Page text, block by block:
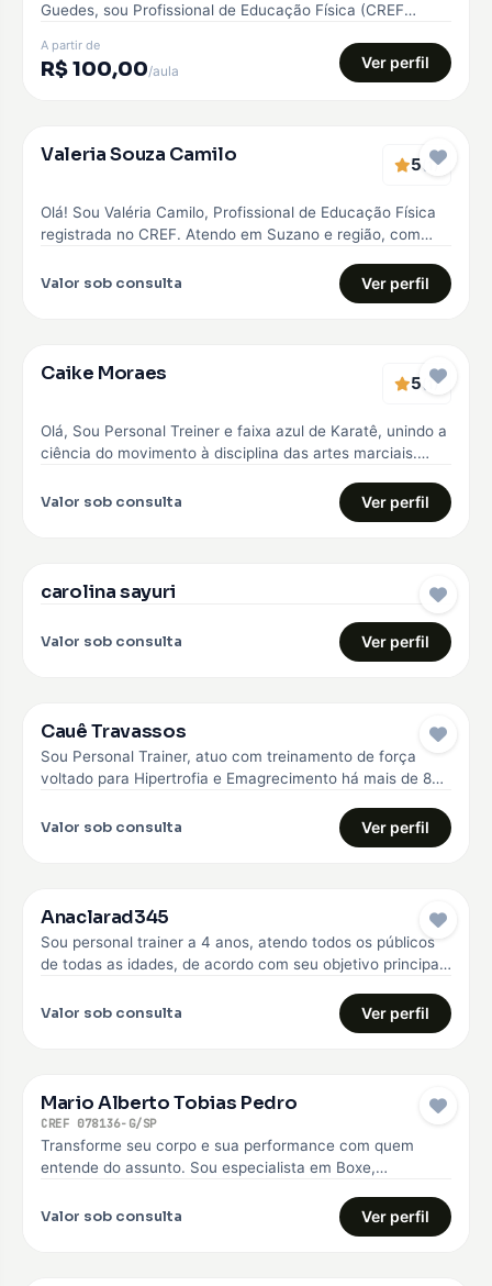
Guedes, sou Profissional de Educação Física (CREF
A partir de
R$ 100,00/aula Ver perfil
EMBAIXADOR
Valeria Souza Camilo 5(1)
Olá! Sou Valéria Camilo, Profissional de Educação Física
registrada no CREF. Atendo em Suzano e região, com
Valor sob consulta Ver perfil
EMBAIXADOR
Caike Moraes 5(1)
Olá, Sou Personal Treiner e faixa azul de Karatê, unindo a
ciência do movimento à disciplina das artes marciais.
Valor sob consulta Ver perfil
EMBAIXADOR
carolina sayuri
Valor sob consulta Ver perfil
EMBAIXADOR
Cauê Travassos
Sou Personal Trainer, atuo com treinamento de força
voltado para Hipertrofia e Emagrecimento há mais de 8
Valor sob consulta Ver perfil
Anaclarad345
Sou personal trainer a 4 anos, atendo todos os públicos
de todas as idades, de acordo com seu objetivo principal,
Valor sob consulta Ver perfil
Mario Alberto Tobias Pedro
CREF 078136-G/SP
Transforme seu corpo e sua performance com quem
entende do assunto. Sou especialista em Boxe,
Valor sob consulta Ver perfil